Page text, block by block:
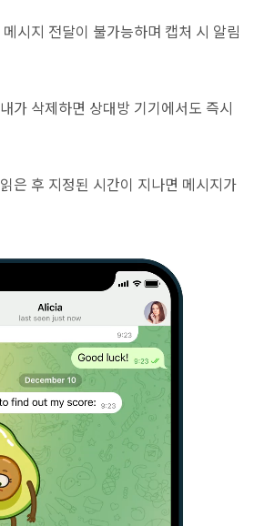
메시지 전달이 불가능하며 캡처 시 알림
내가 삭제하면 상대방 기기에서도 즉시
읽은 후 지정된 시간이 지나면 메시지가